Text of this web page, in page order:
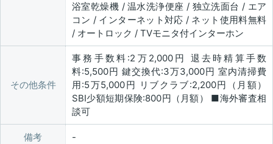
浴室乾燥機 / 温水洗浄便座 / 独立洗面台 / エア
コン / インターネット対応 / ネット使用料無料
/ オートロック / TVモニタ付インターホン
その他条件
事務手数料:2万2,000円 退去時精算手数
料:5,500円 鍵交換代:3万3,000円 室内清掃費
用:5万5,000円 リブクラブ:2,200円（月額）
SBI少額短期保険:800円（月額） ■海外審査相
談可
備考